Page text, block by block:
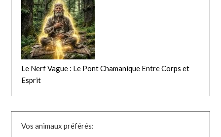
Le Nerf Vague : Le Pont Chamanique Entre Corps et
Esprit
Vos animaux préférés: